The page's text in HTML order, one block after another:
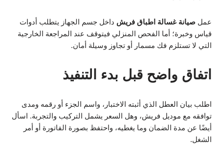
عمل صيانة غسالة اطباق فريش داخل جسم الجهاز يتطلب أدوات
قياس وخبرة؛ أما الفحص المنزلي فيتوقف عند المراجعة الخارجية
التي لا تستلزم فك مسمار أو تجاوز وسيلة أمان.
اتفاق واضح قبل بدء التنفيذ
اطلب بيان العطل الذي أثبته الاختبار، واسم الجزء أو رقمه ومدى
توافقه مع موديل فريش، وهل السعر يشمل التركيب والتجربة. اسأل
أيضًا عن مدة الضمان وما يغطيه، واحتفظ بصورة الفاتورة أو أمر
الشغل.